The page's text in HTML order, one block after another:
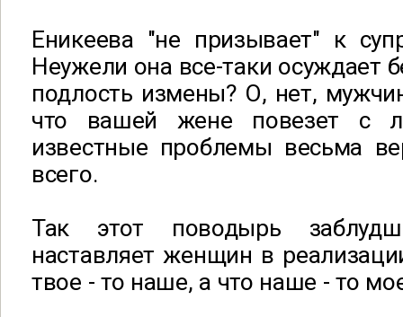
Еникеева "не призывает" к
Неужели она все-таки осуждает
подлость измены? О, нет,
что вашей жене повезет с
известные проблемы весьма
всего.
Так этот поводырь
наставляет женщин в
твое - то наше, а что наше - то